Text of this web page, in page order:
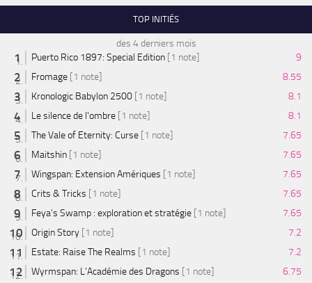
TOP INITIÉS
des 4 derniers mois
Puerto Rico 1897: Special Edition [1 note]
9
Fromage [1 note]
8.55
Kronologic Babylon 2500 [1 note]
8.1
Le silence de l'ombre [1 note]
8.1
The Vale of Eternity: Curse [1 note]
7.65
Maitshin [1 note]
7.65
Wingspan: Extension Amériques [1 note]
7.65
Crits & Tricks [1 note]
7.65
Feya’s Swamp : exploration et stratégie [1 note]
7.65
Origin Story [1 note]
7.2
Estate: Raise The Realms [1 note]
7.2
Wyrmspan: L'Académie des Dragons [1 note] 6.75